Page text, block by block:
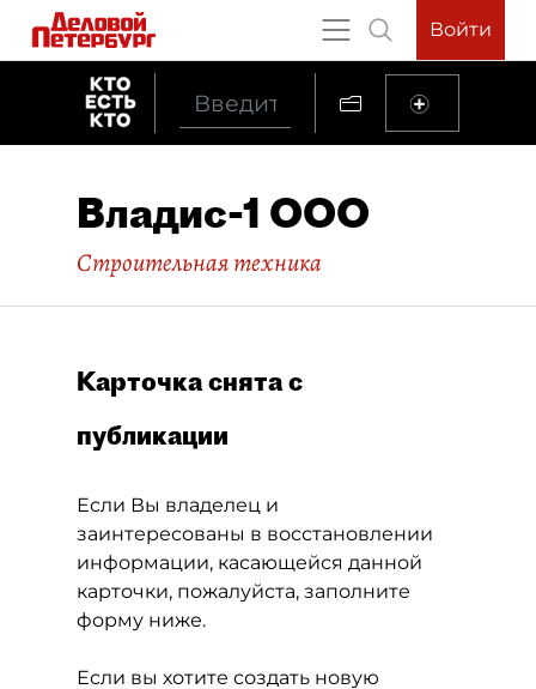
Войти
Владис-1 ООО
Строительная техника
Карточка снята с
публикации
Если Вы владелец и
заинтересованы в восстановлении
информации, касающейся данной
карточки, пожалуйста, заполните
форму ниже.
Если вы хотите создать новую